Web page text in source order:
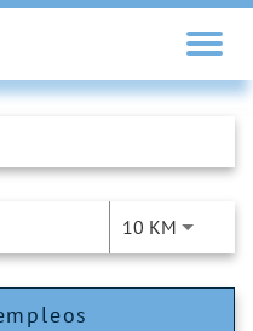
10 KM